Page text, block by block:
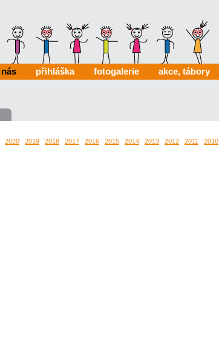
přihláška fotogalerie akce, tábory
2020 2019 2018 2017 2016 2015 2014 2013 2012 2011 2010